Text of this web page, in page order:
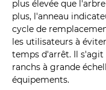
plus élevée que
plus, l'anneau
cycle de
les utilisateurs à
temps d'arrêt. Il
ranchs à grande
équipements.